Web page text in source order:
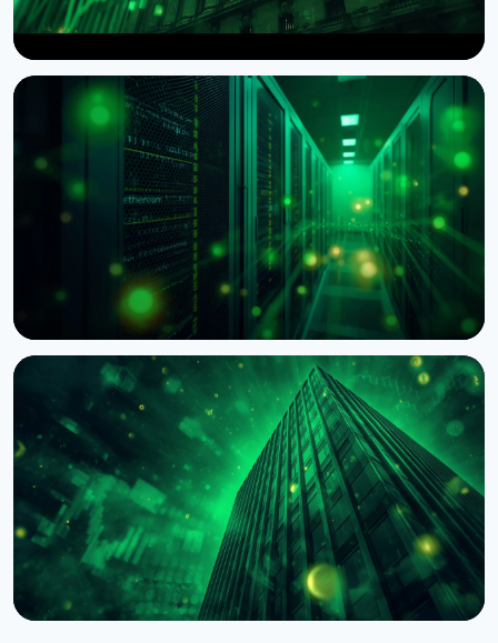
НОВИНА
Wintermute отримав статус брокера-дилера в
США
7 серпня 2026 р.4 хв читання
НОВИНА
BNY Mellon запускає стейкінг для інституційних
клієнтів разом із Galaxy
4 серпня 2026 р. 4 хв читання